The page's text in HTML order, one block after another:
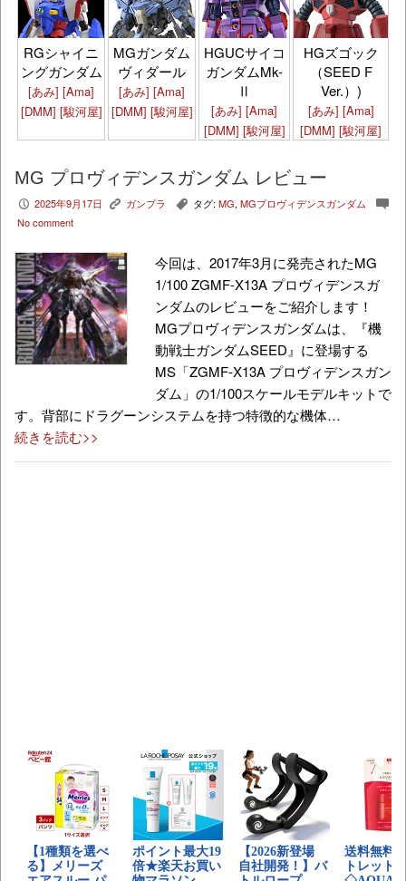
RGシャイニ
ングガンダム
[あみ] [Ama]
[DMM] [駿河屋]
MGガンダム
ヴィダール
[あみ] [Ama]
[DMM] [駿河屋]
HGUCサイコ
ガンダムMk-
Ⅱ
[あみ] [Ama]
[DMM] [駿河屋]
HGズゴック
（SEED F
Ver.）)
[あみ] [Ama]
[DMM] [駿河屋]
MG プロヴィデンスガンダム レビュー
P 2025年9月17日 K ガンプラ , タグ: MG, MGプロヴィデンスガンダム c
No comment
今回は、2017年3月に発売されたMG
1/100 ZGMF-X13A プロヴィデンスガ
ンダムのレビューをご紹介します！
MGプロヴィデンスガンダムは、『機
動戦士ガンダムSEED』に登場する
MS「ZGMF-X13A プロヴィデンスガン
ダム」の1/100スケールモデルキットで
す。背部にドラグーンシステムを持つ特徴的な機体…
続きを読む>>